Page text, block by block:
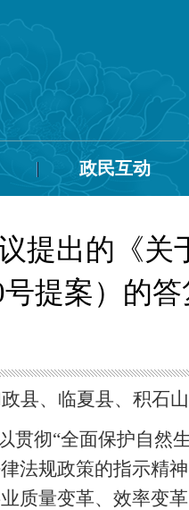
政民互动
提出的《
提案）的答
县、临夏县、积石
贯彻“全面保护自然
法规政策的指示精
质量变革、效率变